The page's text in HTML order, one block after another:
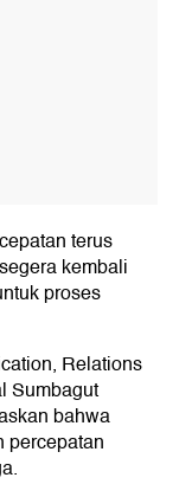
terus
kembali
proses
Relations
Sumbagut
bahwa
percepatan